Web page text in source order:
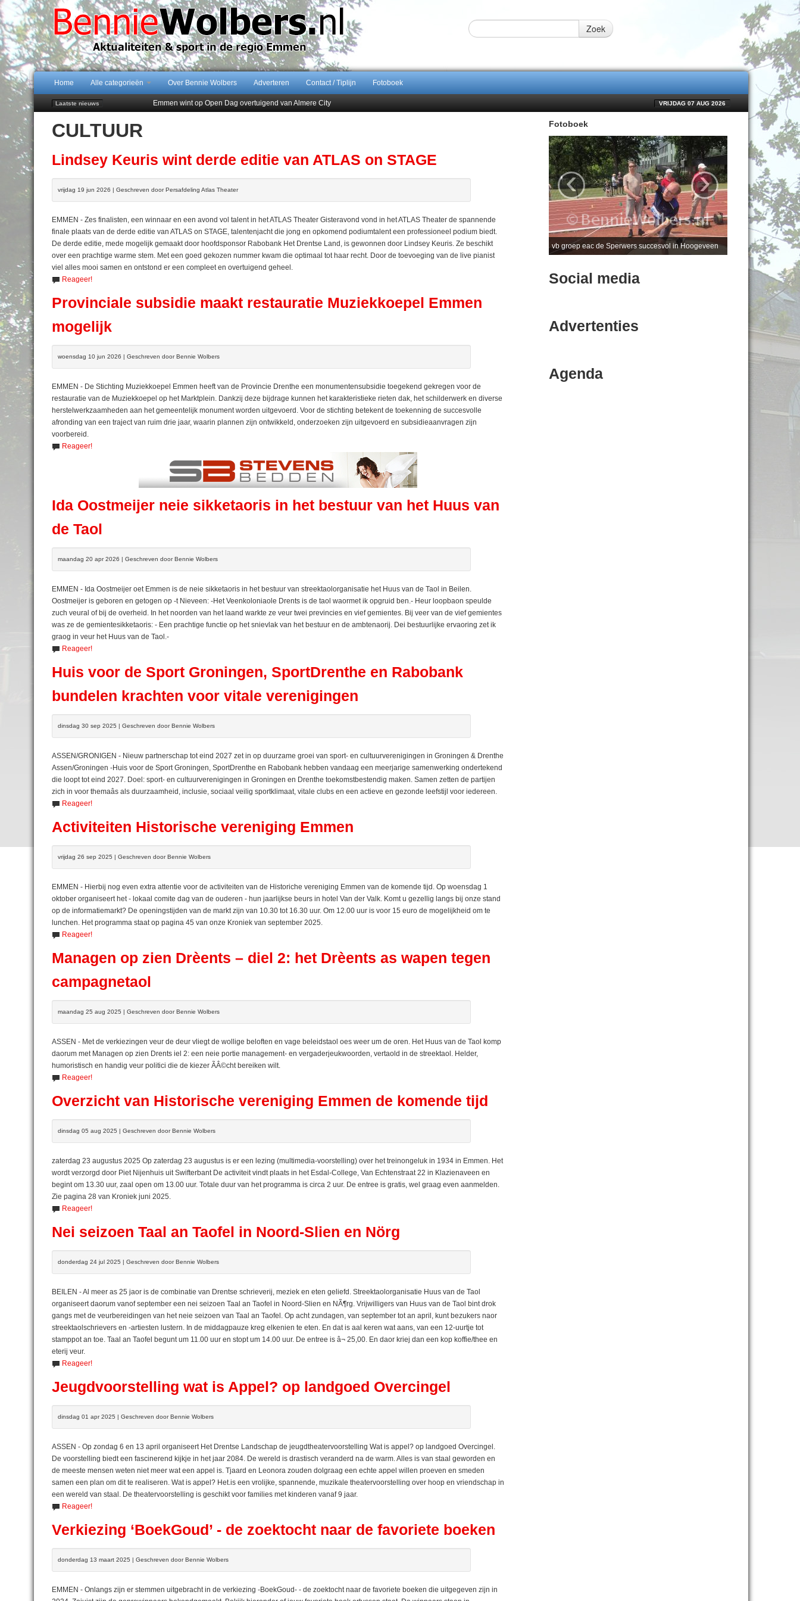
Zoek
Home Alle categorieën Over Bennie Wolbers Adverteren Contact / Tiplijn Fotoboek
Laatste nieuws
Emmen wint op Open Dag overtuigend van Almere City
VRIJDAG 07 AUG 2026
CULTUUR
Lindsey Keuris wint derde editie van ATLAS on STAGE
vrijdag 19 jun 2026 | Geschreven door Persafdeling Atlas Theater
EMMEN - Zes finalisten, een winnaar en een avond vol talent in het ATLAS Theater Gisteravond vond in het ATLAS Theater de spannende
finale plaats van de derde editie van ATLAS on STAGE, talentenjacht die jong en opkomend podiumtalent een professioneel podium biedt.
De derde editie, mede mogelijk gemaakt door hoofdsponsor Rabobank Het Drentse Land, is gewonnen door Lindsey Keuris. Ze beschikt
over een prachtige warme stem. Met een goed gekozen nummer kwam die optimaal tot haar recht. Door de toevoeging van de live pianist
viel alles mooi samen en ontstond er een compleet en overtuigend geheel.
Reageer!
Provinciale subsidie maakt restauratie Muziekkoepel Emmen
mogelijk
woensdag 10 jun 2026 | Geschreven door Bennie Wolbers
EMMEN - De Stichting Muziekkoepel Emmen heeft van de Provincie Drenthe een monumentensubsidie toegekend gekregen voor de
restauratie van de Muziekkoepel op het Marktplein. Dankzij deze bijdrage kunnen het karakteristieke rieten dak, het schilderwerk en diverse
herstelwerkzaamheden aan het gemeentelijk monument worden uitgevoerd. Voor de stichting betekent de toekenning de succesvolle
afronding van een traject van ruim drie jaar, waarin plannen zijn ontwikkeld, onderzoeken zijn uitgevoerd en subsidieaanvragen zijn
voorbereid.
Reageer!
Ida Oostmeijer neie sikketaoris in het bestuur van het Huus van
de Taol
maandag 20 apr 2026 | Geschreven door Bennie Wolbers
EMMEN - Ida Oostmeijer oet Emmen is de neie sikketaoris in het bestuur van streektaolorganisatie het Huus van de Taol in Beilen.
Oostmeijer is geboren en getogen op -t Nieveen: -Het Veenkoloniaole Drents is de taol waormet ik opgruid ben.- Heur loopbaon speulde
zuch veural of bij de overheid. In het noorden van het laand warkte ze veur twei previncies en vief gemientes. Bij veer van de vief gemientes
was ze de gemientesikketaoris: - Een prachtige functie op het snievlak van het bestuur en de ambtenaorij. Dei bestuurlijke ervaoring zet ik
graog in veur het Huus van de Taol.-
Reageer!
Huis voor de Sport Groningen, SportDrenthe en Rabobank
bundelen krachten voor vitale verenigingen
dinsdag 30 sep 2025 | Geschreven door Bennie Wolbers
ASSEN/GRONIGEN - Nieuw partnerschap tot eind 2027 zet in op duurzame groei van sport- en cultuurverenigingen in Groningen & Drenthe
Assen/Groningen -Huis voor de Sport Groningen, SportDrenthe en Rabobank hebben vandaag een meerjarige samenwerking ondertekend
die loopt tot eind 2027. Doel: sport- en cultuurverenigingen in Groningen en Drenthe toekomstbestendig maken. Samen zetten de partijen
zich in voor themaâs als duurzaamheid, inclusie, sociaal veilig sportklimaat, vitale clubs en een actieve en gezonde leefstijl voor iedereen.
Reageer!
Activiteiten Historische vereniging Emmen
vrijdag 26 sep 2025 | Geschreven door Bennie Wolbers
EMMEN - Hierbij nog even extra attentie voor de activiteiten van de Historiche vereniging Emmen van de komende tijd. Op woensdag 1
oktober organiseert het - lokaal comite dag van de ouderen - hun jaarlijkse beurs in hotel Van der Valk. Komt u gezellig langs bij onze stand
op de informatiemarkt? De openingstijden van de markt zijn van 10.30 tot 16.30 uur. Om 12.00 uur is voor 15 euro de mogelijkheid om te
lunchen. Het programma staat op pagina 45 van onze Kroniek van september 2025.
Reageer!
Managen op zien Drèents – diel 2: het Drèents as wapen tegen
campagnetaol
maandag 25 aug 2025 | Geschreven door Bennie Wolbers
ASSEN - Met de verkiezingen veur de deur vliegt de wollige beloften en vage beleidstaol oes weer um de oren. Het Huus van de Taol komp
daorum met Managen op zien Drents iel 2: een neie portie management- en vergaderjeukwoorden, vertaold in de streektaol. Helder,
humoristisch en handig veur politici die de kiezer ÃÂ©cht bereiken wilt.
Reageer!
Overzicht van Historische vereniging Emmen de komende tijd
dinsdag 05 aug 2025 | Geschreven door Bennie Wolbers
zaterdag 23 augustus 2025 Op zaterdag 23 augustus is er een lezing (multimedia-voorstelling) over het treinongeluk in 1934 in Emmen. Het
wordt verzorgd door Piet Nijenhuis uit Swifterbant De activiteit vindt plaats in het Esdal-College, Van Echtenstraat 22 in Klazienaveen en
begint om 13.30 uur, zaal open om 13.00 uur. Totale duur van het programma is circa 2 uur. De entree is gratis, wel graag even aanmelden.
Zie pagina 28 van Kroniek juni 2025.
Reageer!
Nei seizoen Taal an Taofel in Noord-Slien en Nörg
donderdag 24 jul 2025 | Geschreven door Bennie Wolbers
BEILEN - Al meer as 25 jaor is de combinatie van Drentse schrieverij, meziek en eten geliefd. Streektaolorganisatie Huus van de Taol
organiseert daorum vanof september een nei seizoen Taal an Taofel in Noord-Slien en NÃ¶rg. Vrijwilligers van Huus van de Taol bint drok
gangs met de veurbereidingen van het neie seizoen van Taal an Taofel. Op acht zundagen, van september tot an april, kunt bezukers naor
streektaolschrievers en -artiesten lustern. In de middagpauze kreg elkenien te eten. En dat is aal keren wat aans, van een 12-uurtje tot
stamppot an toe. Taal an Taofel begunt um 11.00 uur en stopt um 14.00 uur. De entree is â¬ 25,00. En daor kriej dan een kop koffie/thee en
eterij veur.
Reageer!
Jeugdvoorstelling wat is Appel? op landgoed Overcingel
dinsdag 01 apr 2025 | Geschreven door Bennie Wolbers
ASSEN - Op zondag 6 en 13 april organiseert Het Drentse Landschap de jeugdtheatervoorstelling Wat is appel? op landgoed Overcingel.
De voorstelling biedt een fascinerend kijkje in het jaar 2084. De wereld is drastisch veranderd na de warm. Alles is van staal geworden en
de meeste mensen weten niet meer wat een appel is. Tjaard en Leonora zouden dolgraag een echte appel willen proeven en smeden
samen een plan om dit te realiseren. Wat is appel? Het.is een vrolijke, spannende, muzikale theatervoorstelling over hoop en vriendschap in
een wereld van staal. De theatervoorstelling is geschikt voor families met kinderen vanaf 9 jaar.
Reageer!
Verkiezing ‘BoekGoud’ - de zoektocht naar de favoriete boeken
donderdag 13 maart 2025 | Geschreven door Bennie Wolbers
EMMEN - Onlangs zijn er stemmen uitgebracht in de verkiezing -BoekGoud- - de zoektocht naar de favoriete boeken die uitgegeven zijn in
Fotoboek
vb groep eac de Sperwers succesvol in Hoogeveen
‹ ›
Social media
Advertenties
Agenda